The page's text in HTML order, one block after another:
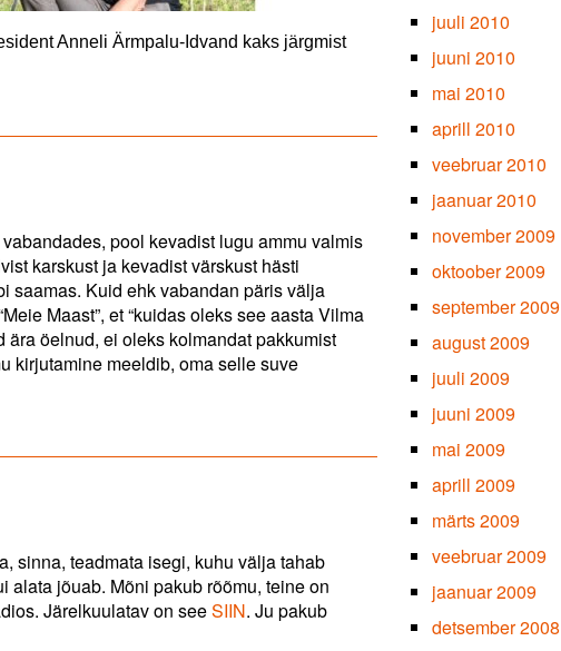
Anneli Ärmpalu-Idvand kaks järgmist
pool kevadist lugu ammu valmis
karskust ja kevadist värskust hästi
saamas. Kuid ehk vabandan päris välja
Maast”, et “kuidas oleks see aasta Vilma
öelnud, ei oleks kolmandat pakkumist
kirjutamine meeldib, oma selle suve
sinna, teadmata isegi, kuhu välja tahab
alata jõuab. Mõni pakub rõõmu, teine on
Järelkuulatav on seeSIIN. Ju pakub
juuli 2010
juuni 2010
mai 2010
aprill 2010
veebruar 2010
jaanuar 2010
november 2009
oktoober 2009
september 2009
august 2009
juuli 2009
juuni 2009
mai 2009
aprill 2009
märts 2009
veebruar 2009
jaanuar 2009
detsember 2008